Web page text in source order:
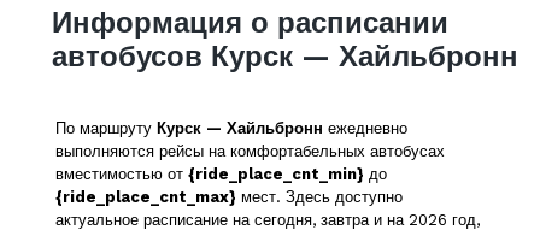
Информация о расписании
автобусов Курск — Хайльбронн
По маршруту Курск — Хайльбронн ежедневно
выполняются рейсы на комфортабельных автобусах
вместимостью от {ride_place_cnt_min} до
{ride_place_cnt_max} мест. Здесь доступно
актуальное расписание на сегодня, завтра и на 2026 год,